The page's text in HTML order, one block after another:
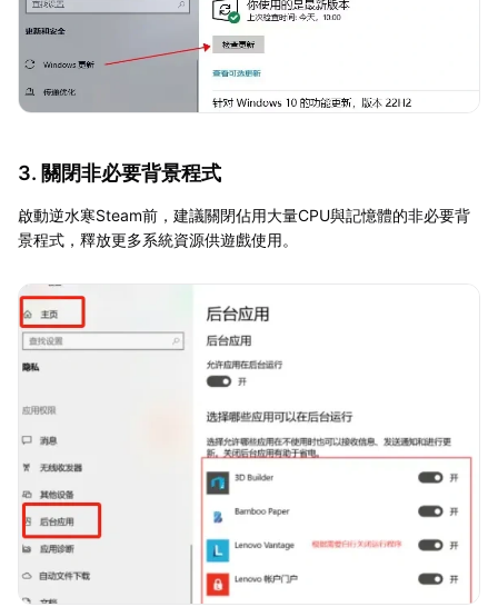
3. 關閉非必要背景程式
啟動逆水寒Steam前，建議關閉佔用大量CPU與記憶體的非必要背
景程式，釋放更多系統資源供遊戲使用。